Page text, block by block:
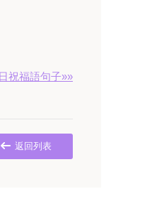
祝福語句子»»
返回列表